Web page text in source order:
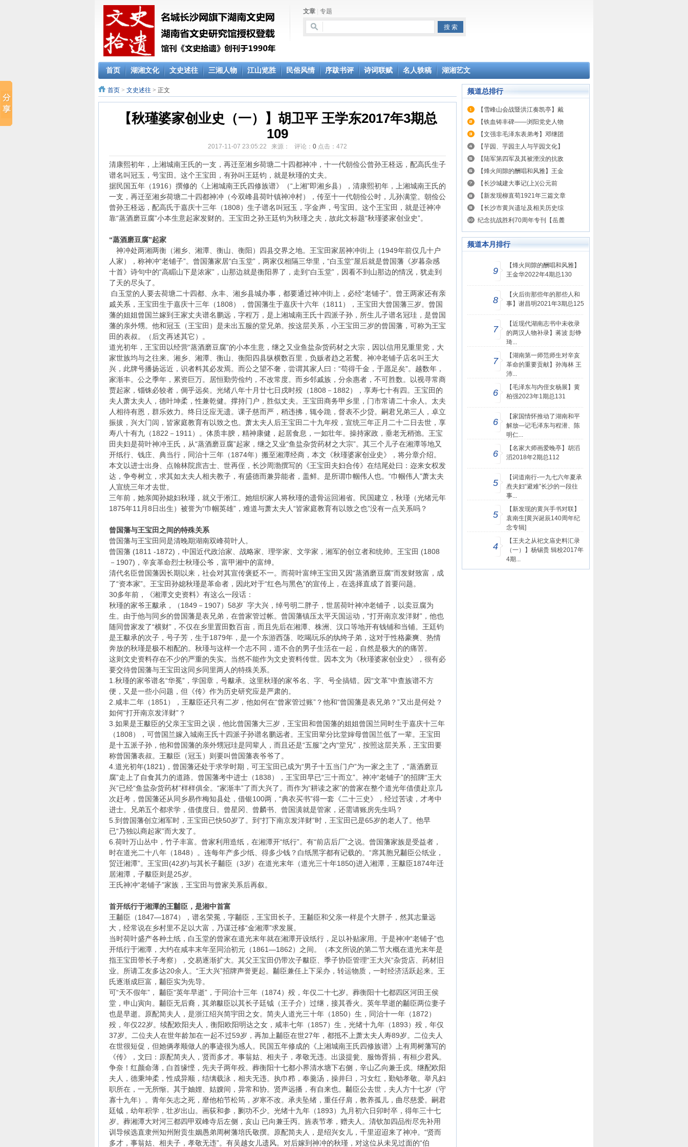
文章 专题
首页 湖湘文化 文史述往 三湘人物 江山览胜 民俗风情 序跋书评 诗词联赋 名人轶稿 湖湘艺文
首页 > 文史述往 > 正文
【秋瑾婆家创业史（一）】胡卫平 王学东2017年3期总
109
2017-11-07 23:05:22 来源： 评论： 0 点击： 472
清康熙初年，上湘城南王氏的一支，再迁至湘乡荷塘二十四都神冲，十一代朝俭公曾孙王柽远，配高氏生子
谱名叫冠玉，号宝田。这个王宝田，有孙叫王廷钧，就是秋瑾的丈夫。
据民国五年（1916）撰修的《上湘城南王氏四修族谱》（“上湘”即湘乡县），清康熙初年，上湘城南王氏的
一支，再迁至湘乡荷塘二十四都神冲（今双峰县荷叶镇神冲村），传至十一代朝俭公时，儿孙满堂。朝俭公
曾孙王柽远，配高氏于嘉庆十三年（1808）生子谱名叫冠玉，字金声，号宝田。这个王宝田，就是迁神冲
靠“蒸酒磨豆腐”小本生意起家发财的。王宝田之孙王廷钧为秋瑾之夫，故此文标题“秋瑾婆家创业史”。
“蒸酒磨豆腐”起家
神冲处两湘两衡（湘乡、湘潭、衡山、衡阳）四县交界之地。王宝田家居神冲街上（1949年前仅几十户
人家），称神冲“老铺子”。曾国藩家居“白玉堂”，两家仅相隔三华里，“白玉堂”屋后就是曾国藩《岁暮杂感
十首》诗句中的“高睸山下是浓家”，山那边就是衡阳界了，走到“白玉堂”，因看不到山那边的情况，犹走到
了天的尽头了。
白玉堂的人要去荷塘二十四都、永丰、湘乡县城办事，都要通过神冲街上，必经“老铺子”。曾王两家还有亲
戚关系，王宝田生于嘉庆十三年（1808），曾国藩生于嘉庆十六年（1811），王宝田大曾国藩三岁。曾国
藩的姐姐曾国兰嫁到王家丈夫谱名鹏远，字程万，是上湘城南王氏十四派子孙，所生儿子谱名冠珪，是曾国
藩的亲外甥。他和冠玉（王宝田）是未出五服的堂兄弟。按这层关系，小王宝田三岁的曾国藩，可称为王宝
田的表叔。（后文再述其它）。
道光初年，王宝田以经营“蒸酒磨豆腐”的小本生意，继之又业鱼盐杂货药材之大宗，因以信用见重里党，大
家世族均与之往来。湘乡、湘潭、衡山、衡阳四县纵横数百里，负贩者趋之若鹜。神冲老铺子店名叫王大
兴，此牌号播扬远近，识者料其必发焉。而公之望不奢，尝谓其家人曰：“苟得千金，于愿足矣”。越数年，
家渐丰。公之季年，累资巨万。居恒勤劳俭约，不改常度。而乡邻戚族，分余惠者，不可胜数。以视寻常商
贾起家，锱铢必较者，倜乎远矣。光绪八年十月廿七日戌时殁（1808－1882），享寿七十有四。王宝田的
夫人萧太夫人，德叶坤柔，性兼乾健。撑持门户，胜似丈夫。王宝田商务甲乡里，门市常请二十余人。太夫
人相待有恩，群乐效力。终日泛应无遗。课子慈而严，稍违拂，辄令跪，督表不少贷。嗣君兄弟三人，卓立
振拔，兴大门闾，皆家庭教育有以致之也。萧太夫人后王宝田二十九年殁，宣统三年正月二十二日去世，享
寿八十有九（1822－1911）。体质丰腴，精神康健，起居食息，一如壮年。操持家政，垂老无稍弛。王宝
田夫妇是荷叶神冲王氏，从“蒸酒磨豆腐”起家，继之又业“鱼盐杂货药材之大宗”。其三个儿子在湘潭等地又
开纸行、钱庄、典当行，同治十三年（1874年）搬至湘潭经商，本文《秋瑾婆家创业史》，将分章介绍。
本文以进士出身、点翰林院庶吉士、世再侄，长沙周渤撰写的《王宝田夫妇合传》在结尾处曰：迩来女权发
达，争夸树立，求其如太夫人相夫教子，有盛德而兼异能者，盖鲜。是所谓巾帼伟人也。“巾帼伟人”萧太夫
人宣统三年才去世。
三年前，她亲闻孙媳妇秋瑾，就义于淅江。她组织家人将秋瑾的遗骨运回湘省。民国建立，秋瑾（光绪元年
1875年11月8日出生）被誉为“巾帼英雄”，难道与萧太夫人“皆家庭教育有以致之也”没有一点关系吗？
曾国藩与王宝田之间的特殊关系
曾国藩与王宝田同是清晚期湖南双峰荷叶人。
曾国藩 (1811 -1872)，中国近代政治家、战略家、理学家、文学家，湘军的创立者和统帅。王宝田 (1808
－1907)，辛亥革命烈士秋瑾公爷，富甲湘中的富绅。
清代名臣曾国藩因长期以来，社会对其宣传褒贬不一。而荷叶富绅王宝田又因“蒸酒磨豆腐”而发财致富，成
了“资本家”。王宝田孙媳秋瑾是革命者，因此对于“红色与黑色”的宣传上，在选择直成了首要问题。
30多年前，《湘潭文史资料》有这么一段话：
秋瑾的家爷王黻承，（1849－1907）58岁 字大兴，绰号明二胖子，世居荷叶神冲老铺子，以卖豆腐为
生。由于他与同乡的曾国藩是表兄弟，在曾家管过帐。曾国藩镇压太平天国运动，“打开南京发洋财”，他也
随同曾家发了“横财”，不仅在乡里置田数百亩，而且先后在湘潭、株洲、汉口等地开有钱铺和当铺。王廷钧
是王黻承的次子，号子芳，生于1879年，是一个东游西荡、吃喝玩乐的纨绔子弟，这对于性格豪爽、热情
奔放的秋瑾是极不相配的。秋瑾与这样一个志不同，道不合的男子生活在一起，自然是极大的的痛苦。
这则文史资料存在不少的严重的失实。当然不能作为文史资料传世。因本文为《秋瑾婆家创业史》，很有必
要交待曾国藩与王宝田这同乡同里两人的特殊关系。
1.秋瑾的家爷谱名“华冕”，学国章，号黻承。这里秋瑾的家爷名、字、号全搞错。因“文革”中查族谱不方
便，又是一些小问题，但《传》作为历史研究应是严肃的。
2.咸丰二年（1851），王黻臣还只有二岁，他如何在“曾家管过账”？他和“曾国藩是表兄弟？”又出是何处？
如何“打开南京发洋财”？
3.如果是王黻臣的父亲王宝田之误，他比曾国藩大三岁，王宝田和曾国藩的姐姐曾国兰同时生于嘉庆十三年
（1808），可曾国兰嫁入城南王氏十四派子孙谱名鹏远者。王宝田辈分比堂婶母曾国兰低了一辈。王宝田
是十五派子孙，他和曾国藩的亲外甥冠珪是同辈人，而且还是“五服”之内“堂兄”，按照这层关系，王宝田要
称曾国藩表叔。王黻臣（冠玉）则要叫曾国藩表爷爷了。
4.道光初年(1821)，曾国藩还处于求学时期，可王宝田已成为“男子十五当门户”为一家之主了，“蒸酒磨豆
腐”走上了自食其力的道路。曾国藩考中进士（1838），王宝田早已“三十而立”。神冲“老铺子”的招牌“王大
兴”已经“鱼盐杂货药材”样样俱全。“家渐丰”了而大兴了。而作为“耕读之家”的曾家在整个道光年借债赴京几
次赶考，曾国藩还从同乡易作梅知县处，借银100两，“典衣买书”得一套《二十三史》，经过苦读，才考中
进士。兄弟五个都求学，借债度日。曾星冈、曾麟书、曾国潢就是管家，还需请账房先生吗？
5.到曾国藩创立湘军时，王宝田已快50岁了。到“打下南京发洋财”时，王宝田已是65岁的老人了。他早
已“乃独以商起家”而大发了。
6.荷叶万山丛中，竹子丰富。曾家利用造纸，在湘潭开“纸行”。有“前店后厂”之说。曾国藩家族是受益者，
时在道光二十八年（1848）。连每年产多少纸、得多少钱？白纸黑字都有记载的。“席其胞兄黼臣公纸业，
贸迁湘潭”。王宝田(42岁)与其长子黼臣（3岁）在道光末年（道光三十年1850)进入湘潭，王黻臣1874年迁
居湘潭，子黻臣则是25岁。
王氏神冲“老铺子”家族，王宝田与曾家关系后再叙。
首开纸行于湘潭的王黼臣，是湘中首富
王黼臣（1847—1874），谱名荣冕，字黼臣，王宝田长子。王黼臣和父亲一样是个大胖子，然其志量远
大，经常说在乡村里不足以大富，乃谋迁移“金湘潭”求发展。
当时荷叶盛产各种土纸，白玉堂的曾家在道光末年就在湘潭开设纸行，足以补贴家用。于是神冲“老铺子”也
开纸行于湘潭，大约在咸丰末年至同治初元（1861—1862）之间。（本文所说的第二节大概在道光末年是
指王宝田带长子考察），交易逐渐扩大。其父王宝田仍带次子黻臣、季子协臣管理“王大兴“杂货店、药材旧
业。所请工友多达20余人。“王大兴”招牌声誉更起。黼臣兼任上下采办，转运物质，一时经济活跃起来。王
氏逐渐成巨富，黼臣实为先导。
可“天不假年”， 黼臣“英年早逝”，于同治十三年（1874）殁，年仅二十七岁。葬衡阳十七都四区河田王侯
堂，申山寅向。黼臣无后裔，其弟黻臣以其长子廷钺（王子介）过继，接其香火。英年早逝的黼臣两位妻子
也是早逝。原配简夫人，是浙江绍兴简宇田之女。简夫人道光三十年（1850）生，同治十一年（1872）
殁，年仅22岁。续配欧阳夫人，衡阳欧阳明达之女，咸丰七年（1857）生，光绪十九年（1893）殁，年仅
37岁。二位夫人在世年龄加在一起不过59岁，再加上黼臣在世27年，都抵不上萧太夫人寿89岁。二位夫人
在世很短促，但她俩孝顺做人的事迹很为感人。民国五年修成的《上湘城南王氏四修族谱》上有周树藩写的
《传》，文曰：原配简夫人，贤而多才。事翁姑、相夫子，孝敬无违。出汲提瓮、服饰胥捐，有桓少君风。
争奈！红颜命薄，白首缘悭，先夫子两年殁。葬衡阳十七都小界清水塘下右侧，辛山乙向兼壬戍。继配欧阳
夫人，德秉坤柔，性成异顺，结缡载泳，相夫无违。执巾栉，奉羹汤，操井臼，习女红，勤劬孝敬。举凡妇
职所在，一无所惭。其于妯娌、姑嫂间，异常和协。贤声远播，有自来也。黼臣公去世，夫人方十七岁（守
寡十九年）。青年矢志之死，靡他柏节松筠，岁寒不改。承夫坠绪，重任仔肩，教养孤儿，曲尽慈爱。嗣君
廷钺，幼年积学，壮岁出山。画荻和参，劂功不少。光绪十九年（1893）九月初六日卯时卒，得年三十七
岁。葬湘潭大对河三都四甲双峰寺后左侧，亥山 已向兼壬丙。旌表节孝，赠夫人。清钦加四品衔尽先补用
训导候选直隶州知州附贡生姻愚弟周树藩培氏敬撰。原配简夫人，是绍兴女儿，千里迢迢来了神冲。“贤而
多才，事翁姑、相夫子，孝敬无违”。有吴越女儿遗风。对后嫁到神冲的秋瑾，对这位从未见过面的“伯
频道总排行
【雪峰山会战暨洪江奏凯亭】戴
【铁血铸丰碑——浏阳党史人物
【文强非毛泽东表弟考】邓继团
【芋园、芋园主人与芋园文化】
【陆军第四军及其被湮没的抗敌
【烽火间隙的酬唱和风雅】王金
【长沙城建大事记(上)(公元前
【新发现柳直荀1921年三篇文章
【长沙市黄兴遗址及相关历史综
纪念抗战胜利70周年专刊【岳麓
频道本月排行
9
【烽火间隙的酬唱和风雅】
王金华2022年4期总130
8
【火后街那些年的那些人和
事】谢昌明2021年3期总125
7
【近现代湖南志书中未收录
的两汉人物补录】蒋波 彭铮
琦...
7
【湖南第一师范师生对辛亥
革命的重要贡献】孙海林 王
沛...
6
【毛泽东与内侄女杨展】黄
柏强2023年1期总131
6
【家国情怀推动了湖南和平
解放—记毛泽东与程潜、陈
明仁...
6
【名家大师画爱晚亭】胡滔
滔2018年2期总112
5
【词道南行-一九七六年夏承
焘夫妇“避难”长沙的一段往
事...
5
【新发现的黄兴手书对联】
袁南生[黄兴诞辰140周年纪
念专辑]
4
【王夫之从祀文庙史料汇录
（一）】杨锡贵 辑校2017年
4期...